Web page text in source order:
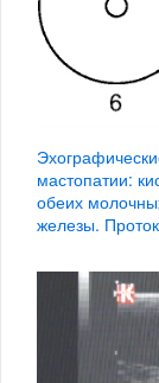
мастопатии:
обеих
железы.